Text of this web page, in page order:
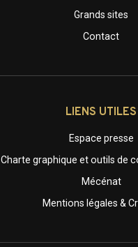
Grands sites
Contact
LIENS UTILES
Espace presse
Charte graphique et outils de
Mécénat
Mentions légales &